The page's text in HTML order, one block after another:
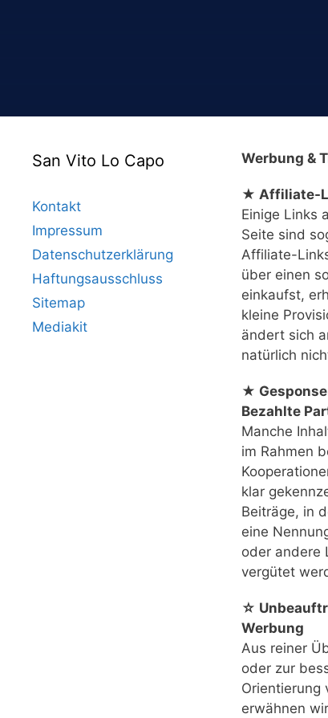
San Vito Lo Capo
Kontakt
Impressum
Datenschutzerklärung
Haftungsausschluss
Sitemap
Mediakit
Werbung &
★ Affiliate-
Einige Links
Seite sind
Affiliate-
über einen
einkaufst,
kleine
ändert sich
natürlich
★
Bezahlte
Manche
im Rahmen
klar
Beiträge, in
eine
oder andere
vergütet
☆
Werbung
Aus reiner
oder zur
Orientierung
erwähnen